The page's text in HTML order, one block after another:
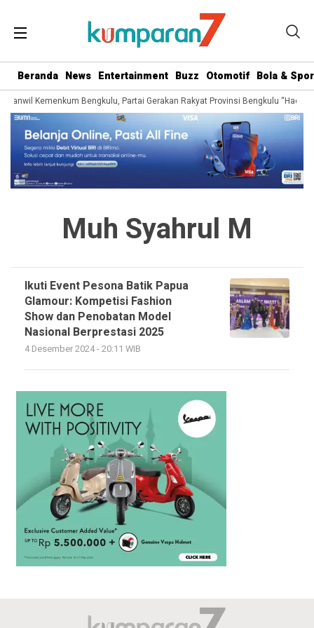
Beranda News Entertainment Buzz Otomotif Bola &
Kanwil Kemenkum Bengkulu, Partai Gerakan Rakyat Provinsi Bengkulu “Hadir
Muh Syahrul M
Ikuti Event Pesona Batik Papua
Glamour: Kompetisi Fashion
Show dan Penobatan Model
Nasional Berprestasi 2025
4 Desember 2024 - 20:11 WIB